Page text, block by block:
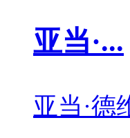
亚当·...
亚当·德